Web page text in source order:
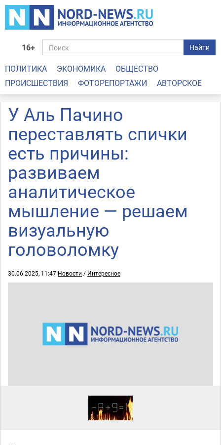
16+ Найти
ПОЛИТИКА ЭКОНОМИКА
ОБЩЕСТВО
ПРОИСШЕСТВИЯ
ФОТОРЕПОРТАЖИ АВТОРСКОЕ
У Аль Пачино
переставлять спички
есть причины:
развиваем
аналитическое
мышление — решаем
визуальную
головоломку
30.06.2025, 11:47 Новости / Интересное